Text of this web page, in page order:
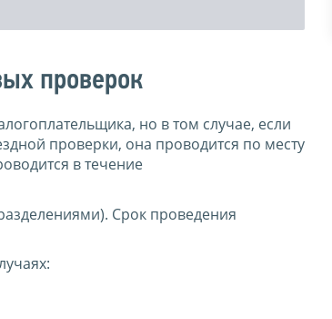
проверок
но в том случае, если
проверки, она проводится по месту
в течение
Срок проведения